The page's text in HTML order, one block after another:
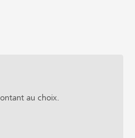
au choix.